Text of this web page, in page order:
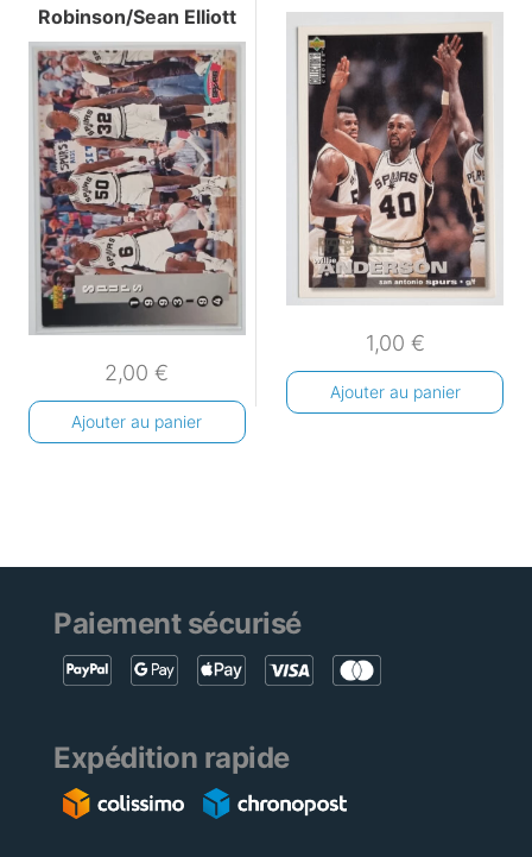
Robinson/Sean Elliott
2,00€
Ajouter au panier
1,00 €
Ajouter au panier
Paiement sécurisé
Expédition rapide